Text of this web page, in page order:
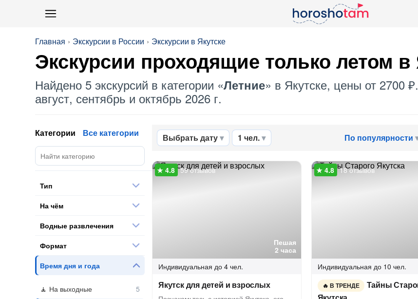
Главная Экскурсии в России Экскурсии в Якутске
Экскурсии проходящие только летом в
Найдено 5 экскурсий в категории «Летние» в Якутске, цены от 2700
август, сентябрь и октябрь 2026 г.
Выбрать дату 1 чел. По популярности
Пешая
2 часа
59 отзывов
Индивидуальная до 4 чел.
Якутск для детей и взрослых
18 отзывов
Индивидуальная до 10 чел.
В ТРЕНДЕ
Тайны
Категории Все категории
Тип
На чём
Водные развлечения
Формат
Время дня и года
На выходные